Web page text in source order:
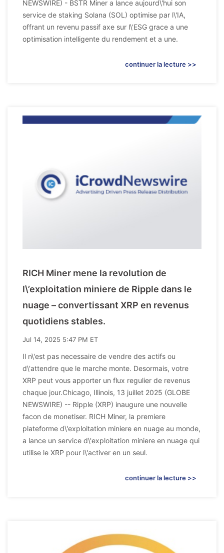
NEWSWIRE) - BSTR Miner a lance aujourd\'hui son
service de staking Solana (SOL) optimise par l\'IA,
offrant un revenu passif axe sur l\'ESG grace a une
optimisation intelligente du rendement et a une.
continuer la lecture >>
RICH Miner mene la revolution de
l\’exploitation miniere de Ripple dans le
nuage – convertissant XRP en revenus
quotidiens stables.
Jul 14, 2025 5:47 PM ET
Il n\'est pas necessaire de vendre des actifs ou
d\'attendre que le marche monte. Desormais, votre
XRP peut vous apporter un flux regulier de revenus
chaque jour.Chicago, Illinois, 13 juillet 2025 (GLOBE
NEWSWIRE) -- Ripple (XRP) inaugure une nouvelle
facon de monetiser. RICH Miner, la premiere
plateforme d\'exploitation miniere en nuage au monde,
a lance un service d\'exploitation miniere en nuage qui
utilise le XRP pour l\'activer en un seul.
continuer la lecture >>